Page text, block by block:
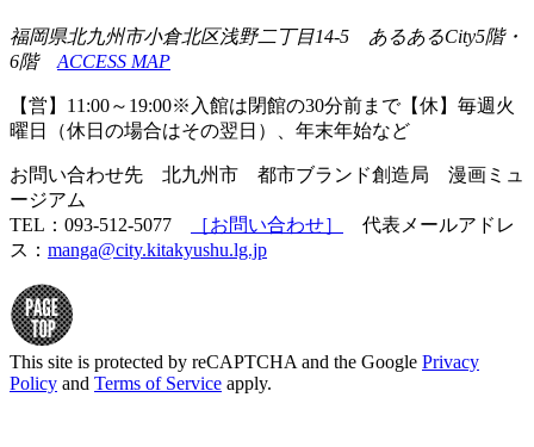
福岡県北九州市小倉北区浅野二丁目14-5 あるあるCity5階・
6階 ACCESS MAP
【営】11:00～19:00※入館は閉館の30分前まで【休】毎週火
曜日（休日の場合はその翌日）、年末年始など
お問い合わせ先 北九州市 都市ブランド創造局 漫画ミュ
ージアム
TEL：093-512-5077
［お問い合わせ］
代表メールアドレ
ス： manga@city.kitakyushu.lg.jp
This site is protected by reCAPTCHA and the Google Privacy
Policy and Terms of Service apply.